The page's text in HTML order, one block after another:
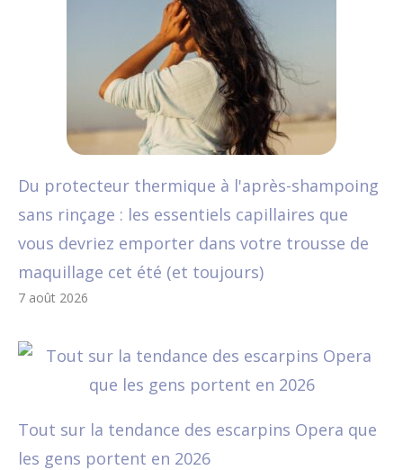
Du protecteur thermique à l'après-shampoing
sans rinçage : les essentiels capillaires que
vous devriez emporter dans votre trousse de
maquillage cet été (et toujours)
7 août 2026
Tout sur la tendance des escarpins Opera que
les gens portent en 2026